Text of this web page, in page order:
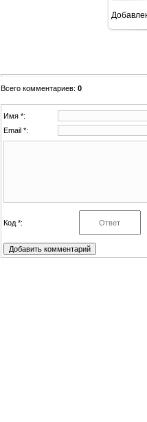
Всего комментариев: 0
Имя *:
Email *:
Код *: